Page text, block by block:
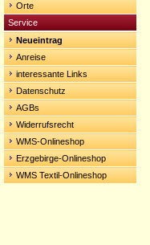
Orte
Service
Neueintrag
Anreise
interessante Links
Datenschutz
AGBs
Widerrufsrecht
WMS-Onlineshop
Erzgebirge-Onlineshop
WMS Textil-Onlineshop